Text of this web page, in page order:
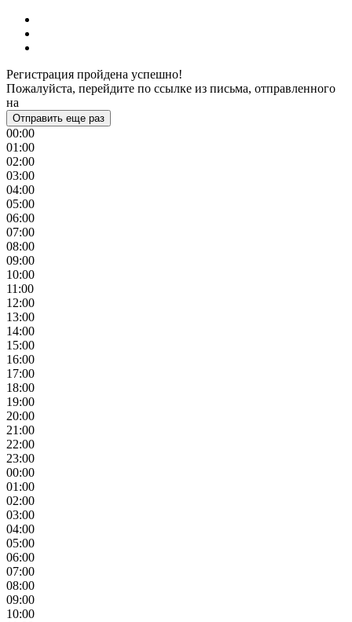
Регистрация пройдена успешно!
Пожалуйста, перейдите по ссылке из письма, отправленного
на
Отправить еще раз
00:00
01:00
02:00
03:00
04:00
05:00
06:00
07:00
08:00
09:00
10:00
11:00
12:00
13:00
14:00
15:00
16:00
17:00
18:00
19:00
20:00
21:00
22:00
23:00
00:00
01:00
02:00
03:00
04:00
05:00
06:00
07:00
08:00
09:00
10:00